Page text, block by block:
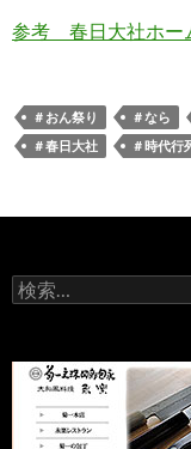
参考 春日大社ホー
＃おん祭り ＃なら
＃春日大社
＃時代行
検
索